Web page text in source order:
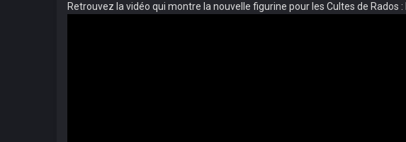
­Retrouvez la vidéo qui montre la nouvelle figurine pour les Cultes de Rados :